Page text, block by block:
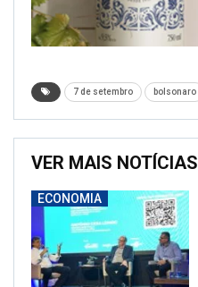
7 de setembro bolsonaro
VER MAIS NOTÍCIAS
ECONOMIA